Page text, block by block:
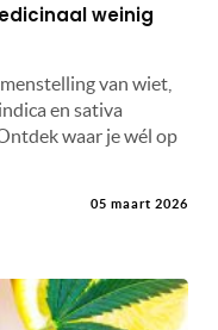
weinig
van wiet,
en sativa
waar je wél op
05 maart 2026